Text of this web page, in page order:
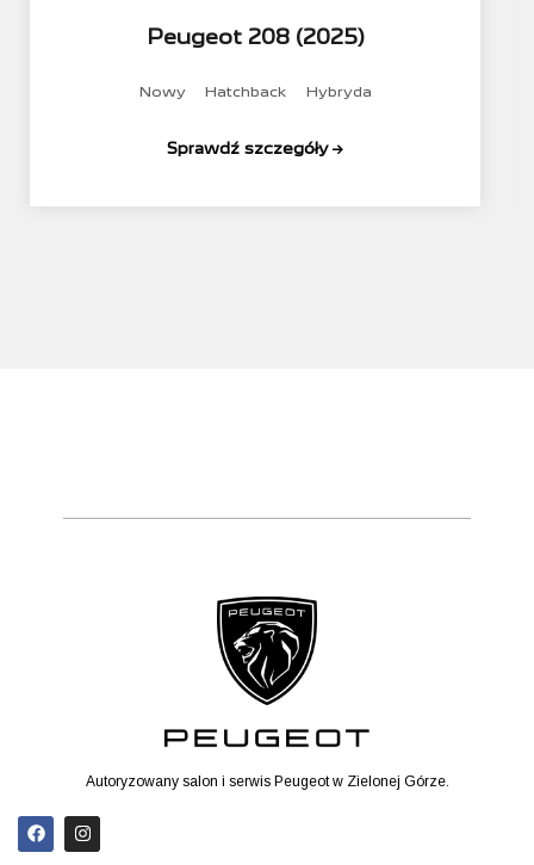
Peugeot 208 (2025)
Nowy Hatchback Hybryda
Sprawdź szczegóły →
Autoryzowany salon i serwis Peugeot w Zielonej Górze.